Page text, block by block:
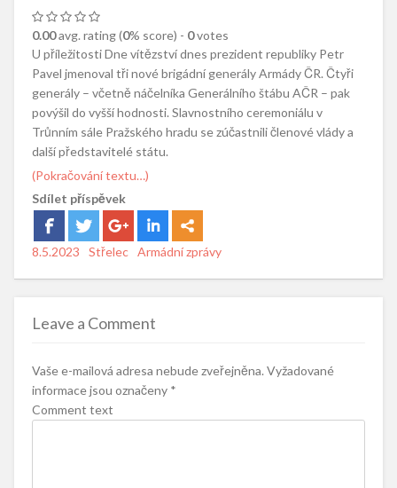
0.00avg. rating (0% score) - 0votes
U příležitosti Dne vítězství dnes prezident republiky Petr
Pavel jmenoval tři nové brigádní generály Armády ČR. Čtyři
generály – včetně náčelníka Generálního štábu AČR – pak
povýšil do vyšší hodnosti. Slavnostního ceremoniálu v
Trůnním sále Pražského hradu se zúčastnili členové vlády a
další představitelé státu.
(Pokračování textu…)
Sdílet příspěvek
Posted
8.5.2023 Author
Střelec Categories
Armádní zprávy
Leave a Comment
Vaše e-mailová adresa nebude zveřejněna. Vyžadované
informace jsou označeny *
Comment text